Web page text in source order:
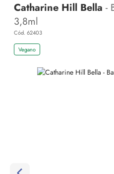
Catharine Hill Bella -
3,8ml
Cód. 62403
Vegano